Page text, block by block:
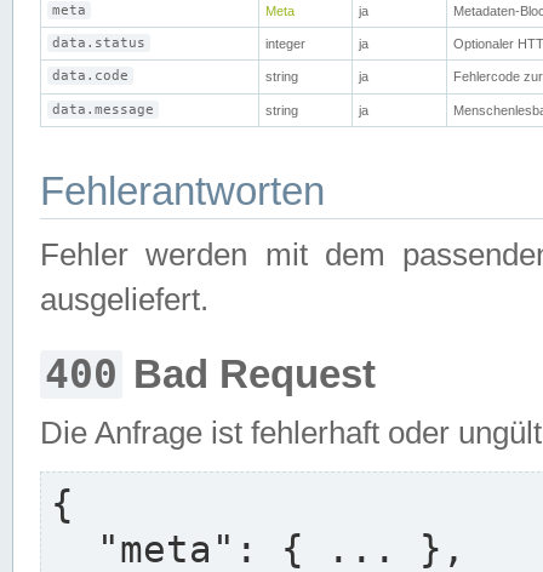
meta Meta ja Metadaten-
data.status integer ja Optionaler
data.code string ja Fehlercode
data.message string ja
Fehlerantworten
Fehler werden mit dem
ausgeliefert.
400 Bad Request
Die Anfrage ist fehlerhaft oder
{